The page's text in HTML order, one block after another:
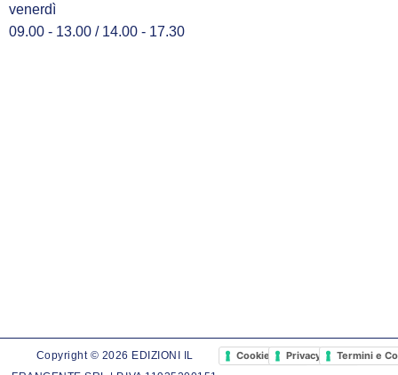
venerdì
09.00 - 13.00 / 14.00 - 17.30
Copyright © 2026 EDIZIONI IL
Cookie PolicyPrivacy PolicyTermini e